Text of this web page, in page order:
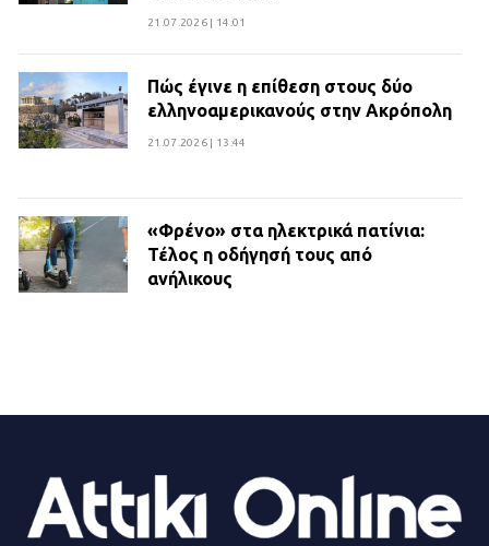
21.07.2026 | 14:01
Πώς έγινε η επίθεση στους δύο
ελληνοαμερικανούς στην Ακρόπολη
21.07.2026 | 13:44
«Φρένο» στα ηλεκτρικά πατίνια:
Τέλος η οδήγησή τους από
ανήλικους
Βριλήσσια: Αυτοκίνητο έσπασε